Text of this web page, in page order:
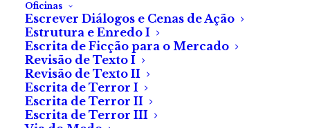
Oficinas
Escrever Diálogos e Cenas de Ação
Estrutura e Enredo I
Escrita de Ficção para o Mercado
Revisão de Texto I
Revisão de Texto II
Escrita de Terror I
Escrita de Terror II
Escrita de Terror III
Apenas uma janela lascada protege o quarto — com o
seu odor a lilases e terra húmida — das gotas de
chuva que chicoteiam a janela. Ele segue-me até à
cama, de cabelo louro reluzente à chama da lamparina.
Reconheço o tear da minha mãe nos lençóis, ancoro-